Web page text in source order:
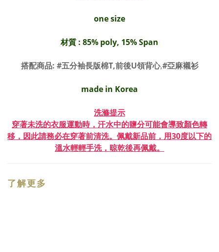
one size
材質 : 85% poly, 15%Span
搭配商品: #五分袖長版棉T,前後U領背心,#亞麻襯衫
made in Korea
洗滌提示
穿著未洗的衣服運動時，汗水中的鹽分可能會導致顏色轉
移，因此請務必在穿著前清洗。佩戴新品前，用30度以下的
溫水輕輕手洗，晾乾後再佩戴。
了解更多